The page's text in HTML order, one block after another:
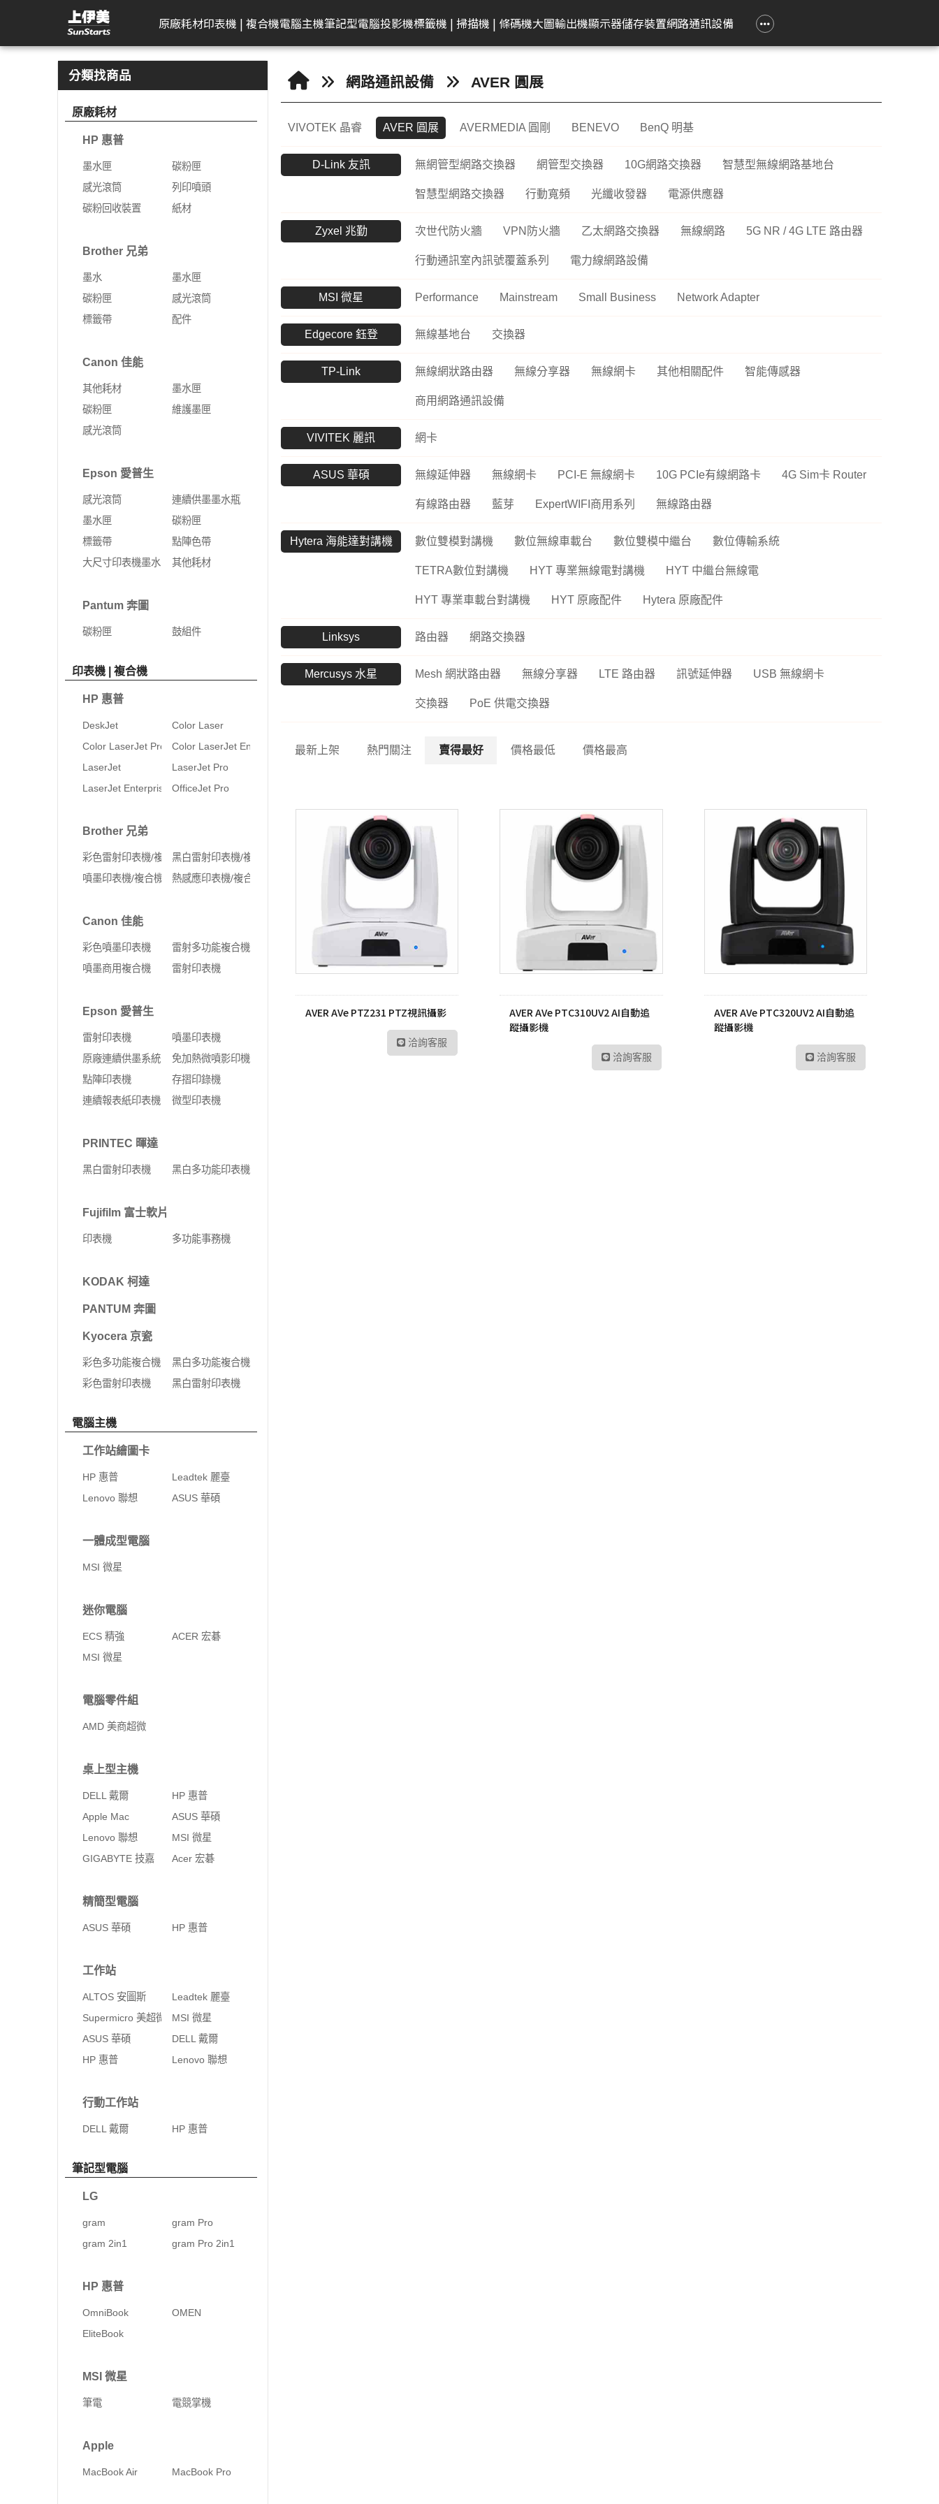
AVER 圓展 | 上伊美辦公用品網 企業大宗採購專區企業禮贈品採購專區
原廠耗材
感光滾筒
列印噴頭
Brother 兄弟
墨水
墨水匣
碳粉匣
配件
Canon 佳能
其他耗材
墨水匣
碳粉匣
Epson 愛普生
感光滾筒
連續供墨墨水瓶
墨水匣
點陣色帶
大尺寸印表機墨水
碳粉匣
鼓組件
印表機 | 複合機
HP 惠普
DeskJet
Color Laser
Color LaserJet Pro
Color LaserJet
Enterprise
LaserJet Pro
LaserJet Enterprise
OfficeJet Pro
Brother 兄弟
彩色雷射印表機/複合
機
Canon 佳能
彩色噴墨印表機
雷射多功能複合機
噴墨商用複合機
雷射印表機
噴墨印表機
原廠連續供墨系統
存摺印錄機
連續報表紙印表機
黑白雷射印表機
黑白多功能印表機
Fujifilm 富士軟片
印表機
多功能事務機
Kyocera 京瓷
黑白多功能複合機
黑白雷射印表機
電腦主機
工作站繪圖卡
HP 惠普
Leadtek 麗臺
Lenovo 聯想
ASUS 華碩
迷你電腦
ECS 精強
ACER 宏碁
MSI 微星
電腦零件組
AMD 美商超微
桌上型主機
DELL 戴爾
HP 惠普
Apple Mac
MSI 微星
GIGABYTE 技嘉
ASUS 華碩
HP 惠普
Leadtek 麗臺
Supermicro 美超微
MSI 微星
DELL 戴爾
HP 惠普
Lenovo 聯想
行動工作站
DELL 戴爾
HP 惠普
筆記型電腦
gram
gram Pro
gram 2in1
HP 惠普
OmniBook
OMEN
EliteBook
MSI 微星
筆電
電競掌機
MacBook Air
MacBook Pro
Swift Go
Swift Lite
Aspire Lite
投影機
Logitech 羅技
ACER 宏碁
投影機
LG
CineBeam
ProBeam
BenQ 明碁
投影機
商務應用投影機
高階工程投影機
互動教育投影機
燈
配件
旗艦雷射
攜帶投影
標籤機 | 掃描機 | 條碼機
Kodak 柯達
掃描器
Epson 愛普生
標籤機
文件掃描器
相片掃描器
Canon 佳能
文件掃描器
平台式掃描器
Brother 兄弟
快速列印標籤機
家居及小型辦公室標籤
掃描機
條碼標籤機
條碼掃瞄器
AIMO 愛墨
熱感應標籤機
大圖輸出機
Canon 佳能
24吋(A1 )
36-42吋(A0 )
44吋(A0)
影像繪圖機
廣告大圖輸出機
DesignJet
顯示器
DELL 戴爾
一般顯示器
曲面顯示器
遊戲專用顯示器
AeroTouch 富動
互動式顯示器
KATAI
顯示器周邊
MSI 微星
平面商務螢幕
亮麗旋轉螢幕
電競螢幕
專業顯示器
工作用螢幕
家用螢幕
電競用螢幕
ASUS 華碩
HP 惠普
HP顯示器
商用顯示器
LG
Full HD & QHD螢幕
MyView智慧螢幕
螢幕
幕
儲存裝置
APACER 宇瞻
隨身碟
記憶卡
行動硬碟
SSD固態硬碟
TEAM 十銓
記憶體
記憶卡
內接固態硬碟(SSD)
Transcend 創見
內接式固態硬碟
外接式固態硬碟
行動固態硬碟
行車紀錄器
密錄器
工業用記憶卡
固態硬碟
記憶體
隨身碟
SSD 固態硬碟
MSI 微星
外接式SSD固態硬碟
SSD固態硬碟
UMAX 世成
Kodak 柯達
外接式硬碟
記憶卡
工業用SSD
工業用eMMC
工業用記憶體模組
網路通訊設備
D-Link 友訊
無網管型網路交換器
網管型交換器
10G網路交換器
智慧型無線網路基地台
智慧型網路交換器
光纖收發器
電源供應器
Zyxel 兆勤
次世代防火牆
VPN防火牆
乙太網路交換器
行動通訊室內訊號覆蓋
電力線網路設備
MSI 微星
Performance
Mainstream
Small Business
無線基地台
交換器
無線網狀路由器
無線分享器
無線網卡
商用網路通訊設備
VIVITEK 麗訊
PCI-E 無線網卡
4G Sim卡 Router
藍芽
ExpertWIFI商用系列
無線路由器
Hytera 海能達對講機
數位雙模對講機
數位無線車載台
數位雙模中繼台
TETRA數位對講機
HYT 專業無線電對講
機
HYT 中繼台無線電
HYT 專業車載台對講
機
Hytera 原廠配件
路由器
網路交換器
無線分享器
交換器
PoE 供電交換器
分類找商品
原廠耗材
HP 惠普
墨水匣
碳粉匣
感光滾筒
列印噴頭
碳粉回收裝置
紙材
Brother 兄弟
墨水
墨水匣
碳粉匣
感光滾筒
標籤帶
配件
Canon 佳能
其他耗材
墨水匣
碳粉匣
維護墨匣
感光滾筒
Epson 愛普生
感光滾筒
連續供墨墨水瓶
墨水匣
碳粉匣
標籤帶
點陣色帶
大尺寸印表機墨水
其他耗材
Pantum 奔圖
碳粉匣 鼓組件
印表機 | 複合機
HP 惠普
DeskJet
Color Laser
Color LaserJet Pro
Color LaserJet Enterprise
LaserJet
LaserJet Pro
LaserJet Enterprise
OfficeJet Pro
Brother 兄弟
彩色雷射印表機/複合機黑白雷射印表機/複合機
噴墨印表機/複合機
熱感應印表機/複合機
Canon 佳能
彩色噴墨印表機
雷射多功能複合機
噴墨商用複合機
雷射印表機
Epson 愛普生
雷射印表機
噴墨印表機
原廠連續供墨系統
免加熱微噴影印機
點陣印表機
存摺印錄機
連續報表紙印表機
微型印表機
PRINTEC 暉達
黑白雷射印表機 黑白多功能印表機
Fujifilm 富士軟片
印表機 多功能事務機
KODAK 柯達
PANTUM 奔圖
Kyocera 京瓷
彩色多功能複合機
黑白多功能複合機
彩色雷射印表機
黑白雷射印表機
電腦主機
工作站繪圖卡
HP 惠普
Leadtek 麗臺
Lenovo 聯想
ASUS 華碩
一體成型電腦
MSI 微星
迷你電腦
ECS 精強
ACER 宏碁
MSI 微星
電腦零件組
AMD 美商超微
桌上型主機
DELL 戴爾
HP 惠普
Apple Mac
ASUS 華碩
Lenovo 聯想
MSI 微星
GIGABYTE 技嘉
Acer 宏碁
精簡型電腦
ASUS 華碩 HP 惠普
工作站
ALTOS 安圖斯
Leadtek 麗臺
Supermicro 美超微
MSI 微星
ASUS 華碩
DELL 戴爾
HP 惠普
Lenovo 聯想
行動工作站
DELL 戴爾 HP 惠普
筆記型電腦
LG
gram
gram Pro
gram 2in1
gram Pro 2in1
HP 惠普
OmniBook
OMEN
EliteBook
MSI 微星
筆電 電競掌機
Apple
MacBook Air MacBook Pro
網路通訊設備 AVER 圓展
VIVOTEK 晶睿 AVER 圓展 AVERMEDIA 圓剛 BENEVO BenQ 明基
D-Link 友訊 無網管型網路交換器 網管型交換器 10G網路交換器 智慧型無線網路基地台
智慧型網路交換器 行動寬頻 光纖收發器 電源供應器
Zyxel 兆勤 次世代防火牆 VPN防火牆 乙太網路交換器 無線網路 5G NR / 4G LTE 路由器
行動通訊室內訊號覆蓋系列 電力線網路設備
MSI 微星 Performance Mainstream Small Business Network Adapter
Edgecore 鈺登 無線基地台 交換器
TP-Link 無線網狀路由器 無線分享器 無線網卡 其他相關配件 智能傳感器
商用網路通訊設備
VIVITEK 麗訊 網卡
ASUS 華碩 無線延伸器 無線網卡 PCI-E 無線網卡 10G PCIe有線網路卡 4G Sim卡 Router
有線路由器 藍芽 ExpertWIFI商用系列 無線路由器
Hytera 海能達對講機 數位雙模對講機 數位無線車載台 數位雙模中繼台 數位傳輸系統
TETRA數位對講機 HYT 專業無線電對講機 HYT 中繼台無線電
HYT 專業車載台對講機 HYT 原廠配件 Hytera 原廠配件
Linksys 路由器 網路交換器
Mercusys 水星 Mesh 網狀路由器 無線分享器 LTE 路由器 訊號延伸器 USB 無線網卡
交換器 PoE 供電交換器
最新上架 熱門關注 賣得最好 價格最低 價格最高
AVER AVe PTZ231 PTZ視訊攝影
洽詢客服
AVER AVe PTC310UV2 AI自動追
蹤攝影機
洽詢客服
AVER AVe PTC320UV2 AI自動追
蹤攝影機
洽詢客服